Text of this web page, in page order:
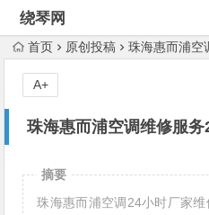
绕琴网
首页 原创投稿 珠海惠而浦空
珠海惠而浦空调维修服
A+
摘要
珠海惠而浦空调24小时厂家